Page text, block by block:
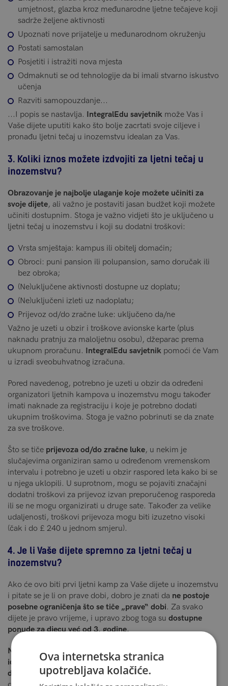
umjetnost, glazba kroz međunarodne ljetne tečajeve koji
sadrže željene aktivnosti
Upoznati nove prijatelje u međunarodnom okruženju
Postati samostalan
Posjetiti i istražiti nova mjesta
Odmaknuti se od tehnologije da bi imali stvarno iskustvo
učenja
Razviti samopouzdanje...
...I popis se nastavlja. IntegralEdu savjetnik može Vas i
Vaše dijete uputiti kako što bolje zacrtati svoje ciljeve i
pronađu ljetni tečaj u inozemstvu idealan za Vas.
3. Koliki iznos možete izdvojiti za ljetni tečaj u
inozemstvu?
Obrazovanje je najbolje ulaganje koje možete učiniti za
svoje dijete, ali važno je postaviti jasan budžet koji možete
učiniti dostupnim. Stoga je važno vidjeti što je uključeno u
ljetni tečaj u inozemstvu i koji su dodatni troškovi:
Vrsta smještaja: kampus ili obitelj domaćin;
Obroci: puni pansion ili polupansion, samo doručak ili
bez obroka;
(Ne)uključene aktivnosti dostupne uz doplatu;
(Ne)uključeni izleti uz nadoplatu;
Prijevoz od/do zračne luke: uključeno da/ne
Važno je uzeti u obzir i troškove avionske karte (plus
naknadu pratnju za maloljetnu osobu), džeparac prema
ukupnom proračunu. IntegralEdu savjetnik pomoći će Vam
u izradi sveobuhvatnog izračuna.
Pored navedenog, potrebno je uzeti u obzir da određeni
organizatori ljetnih kampova u inozemstvu mogu također
imati naknade za registraciju i koje je potrebno dodati
ukupnim troškovima. Stoga je važno pobrinuti se da znate
za sve troškove.
Što se tiče prijevoza od/do zračne luke, u nekim je
slučajevima organiziran samo u određenom vremenskom
intervalu i potrebno je uzeti u obzir raspored leta kako bi se
u njega uklopili. U suprotnom, mogu se pojaviti značajni
dodatni troškovi za prijevoz izvan preporučenog rasporeda
ili se ne mogu organizirati u druge sate. Također za velike
udaljenosti, troškovi prijevoza mogu biti izuzetno visoki
(čak i do £ 240 u jednom smjeru).
4. Je li Vaše dijete spremno za ljetni tečaj u
inozemstvu?
Ako će ovo biti prvi ljetni kamp za Vaše dijete u inozemstvu
i pitate se je li on prave dobi, dobro je znati da ne postoje
posebne ograničenja što se tiče „prave“ dobi. Za svako
dijete je pravo vrijeme, i upravo zbog toga su dostupne
ponude za djecu već od 3. godine.
Najvažnije je da ćete se Vi i Vaše dijete osjećati ugodno s
idejom da ćete provesti barem 2 tjedna odvojeni jedno od
drugog
. Evo nekih stvari koje morate uzeti u obzir prije
Ova internetska stranica
upotrebljava kolačiće.